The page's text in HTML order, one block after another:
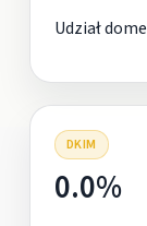
Udział
DKIM
0.0%